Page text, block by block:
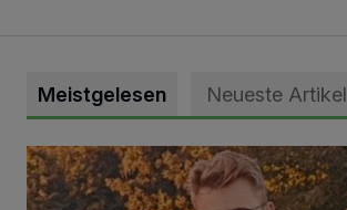
Meistgelesen Neueste Artikel
Mit Herzblut die Gemeinschaft leben